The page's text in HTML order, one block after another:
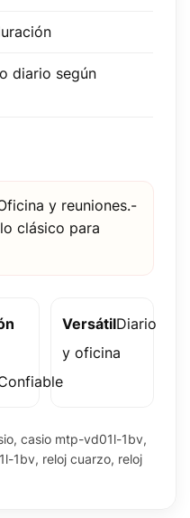
diario según
y reuniones.-
clásico para
VersátilDiario
y oficina
casio mtp-vd01l-1bv,
1bv, reloj cuarzo, reloj